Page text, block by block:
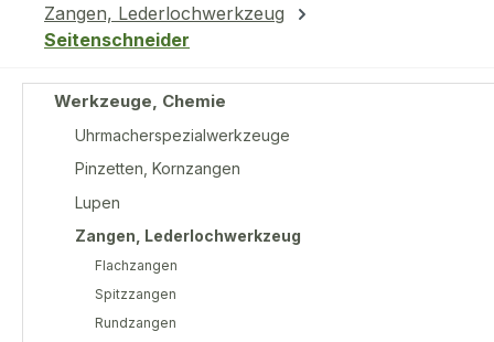
Zangen, Lederlochwerkzeug
Seitenschneider
Werkzeuge, Chemie
Uhrmacherspezialwerkzeuge
Pinzetten, Kornzangen
Lupen
Zangen, Lederlochwerkzeug
Flachzangen
Spitzzangen
Rundzangen